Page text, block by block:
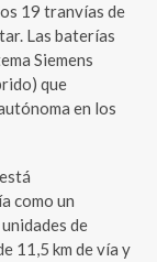
19 tranvías de
Las baterías
Siemens
que
en los
como un
de
11,5 km de vía y